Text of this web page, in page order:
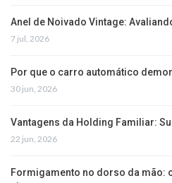
Anel de Noivado Vintage:
7 jul, 2026
Por que o carro automático
30 jun, 2026
Vantagens da Holding Familiar:
22 jun, 2026
Formigamento no dorso da mão: